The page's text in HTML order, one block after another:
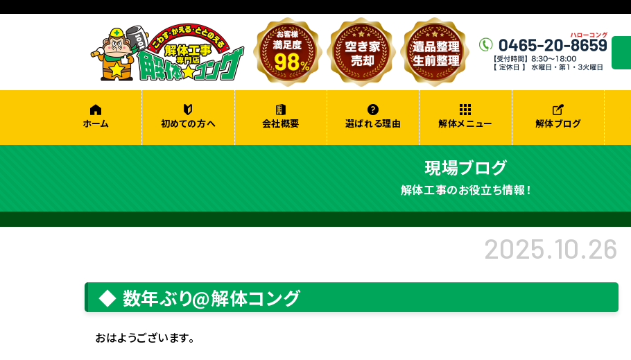
ホーム 初めての方へ 会社概要 選ばれる理由 解体メニュー 解体ブログ
現場ブログ
解体工事のお役立ち情報！
2025.10.26
数年ぶり@解体コング
おはようございます。